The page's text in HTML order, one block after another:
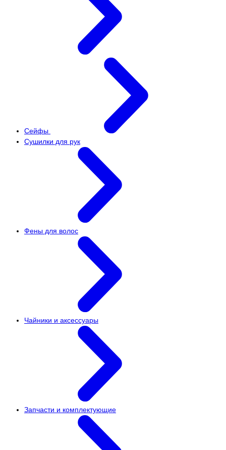
Сейфы
Сушилки для рук
Фены для волос
Чайники и аксессуары
Запчасти и комплектующие